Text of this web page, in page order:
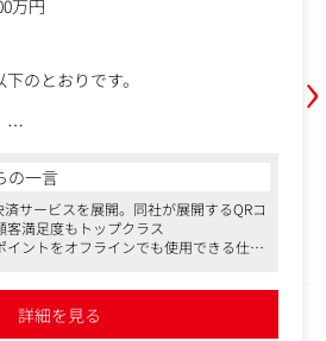
万円
のとおりです。
ー企業に対して、「楽天ポイントカ
向けた詳細な仕様のすり合わせ、要
計画の策定、進捗管理、および社内
整を行います。
における機能追加・POSリプレース
らの機能追加要望や、POSシステム
楽天ポイントカード」サービス連携
の一言
サービスを展開。同社が展開するQRコ
満足度もトップクラス
ントをオフラインでも使用できる仕組
詳細を見る
›